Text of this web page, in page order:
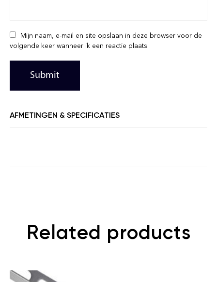
Mijn naam, e-mail en site opslaan in deze browser voor de
volgende keer wanneer ik een reactie plaats.
AFMETINGEN & SPECIFICATIES
Related products